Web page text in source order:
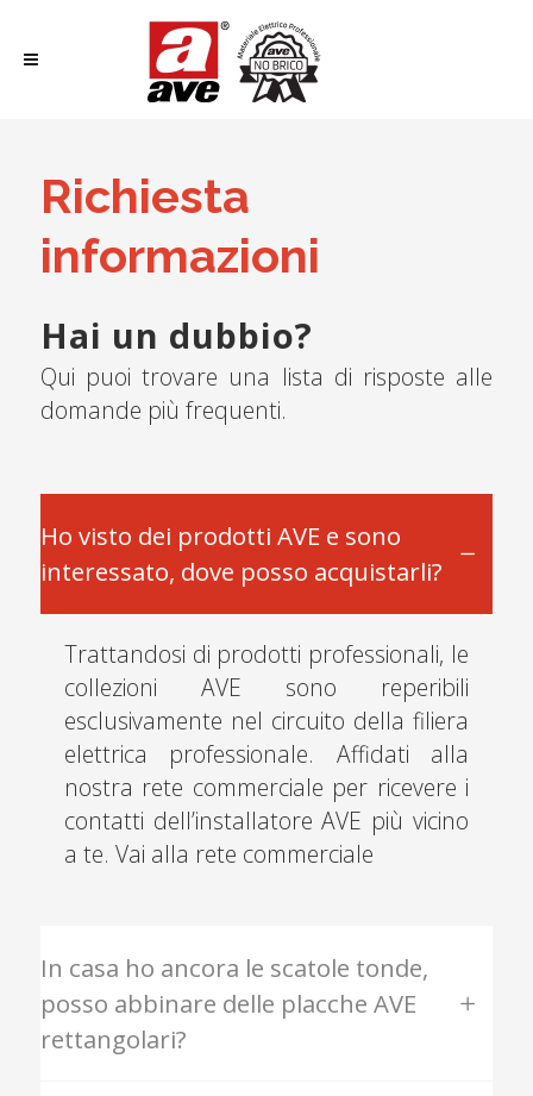
Richiesta
informazioni
Hai un dubbio?
Qui puoi trovare una lista di risposte alle
domande più frequenti.
Ho visto dei prodotti AVE e sono
interessato, dove posso acquistarli?
Trattandosi di prodotti professionali, le
collezioni AVE sono reperibili
esclusivamente nel circuito della filiera
elettrica professionale. Affidati alla
nostra rete commerciale per ricevere i
contatti dell’installatore AVE più vicino
a te. Vai alla rete commerciale
In casa ho ancora le scatole tonde,
posso abbinare delle placche AVE
rettangolari?